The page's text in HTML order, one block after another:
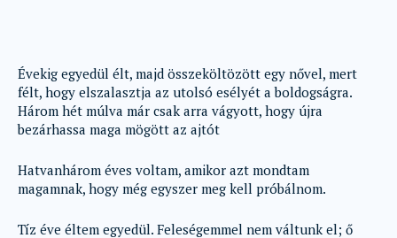
Évekig egyedül élt, majd összeköltözött egy nővel, mert
félt, hogy elszalasztja az utolsó esélyét a boldogságra.
Három hét múlva már csak arra vágyott, hogy újra
bezárhassa maga mögött az ajtót
Hatvanhárom éves voltam, amikor azt mondtam
magamnak, hogy még egyszer meg kell próbálnom.
Tíz éve éltem egyedül. Feleségemmel nem váltunk el; ő